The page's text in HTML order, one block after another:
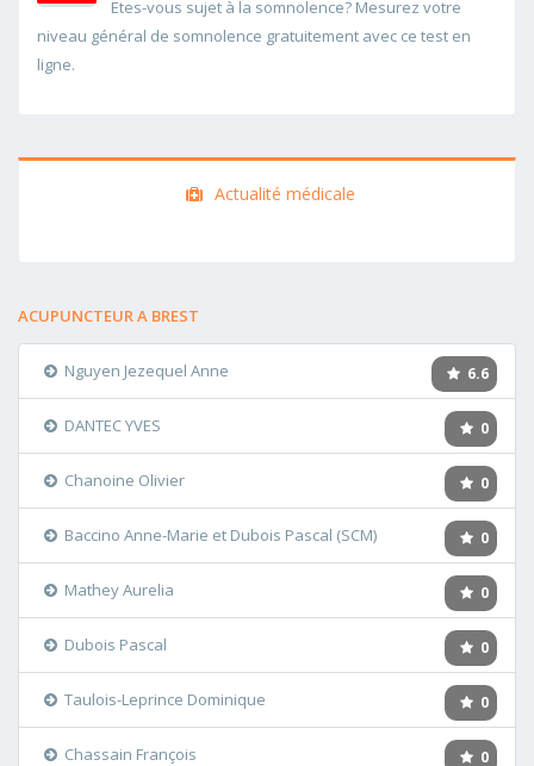
Etes-vous sujet à la somnolence? Mesurez votre
niveau général de somnolence gratuitement avec ce test en
ligne.
Actualité médicale
ACUPUNCTEUR A BREST
6.6
Nguyen Jezequel Anne
0
DANTEC YVES
0
Chanoine Olivier
0
Baccino Anne-Marie et Dubois Pascal (SCM)
0
Mathey Aurelia
0
Dubois Pascal
0
Taulois-Leprince Dominique
0
Chassain François